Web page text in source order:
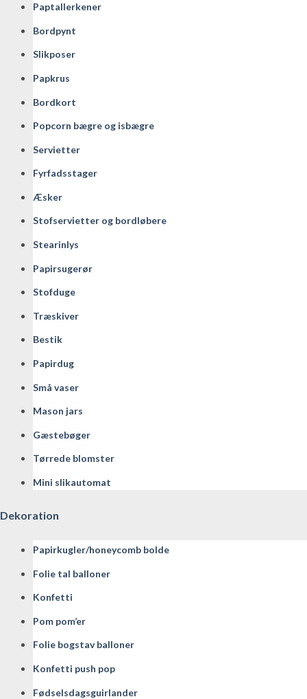
Paptallerkener
Bordpynt
Slikposer
Papkrus
Bordkort
Popcorn bægre og isbægre
Servietter
Fyrfadsstager
Æsker
Stofservietter og bordløbere
Stearinlys
Papirsugerør
Stofduge
Træskiver
Bestik
Papirdug
Små vaser
Mason jars
Gæstebøger
Tørrede blomster
Mini slikautomat
Dekoration
Papirkugler/honeycomb bolde
Folie tal balloner
Konfetti
Pom pom’er
Folie bogstav balloner
Konfetti push pop
Fødselsdagsguirlander